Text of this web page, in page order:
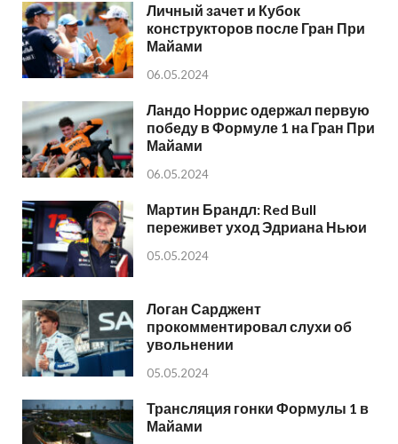
Личный зачет и Кубок
конструкторов после Гран При
Майами
06.05.2024
Ландо Норрис одержал первую
победу в Формуле 1 на Гран При
Майами
06.05.2024
Мартин Брандл: Red Bull
переживет уход Эдриана Ньюи
05.05.2024
Логан Сарджент
прокомментировал слухи об
увольнении
05.05.2024
Трансляция гонки Формулы 1 в
Майами